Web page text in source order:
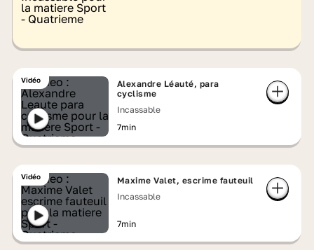
Vidéo
Alexandre Léauté, para
cyclisme
Incassable
7min
Vidéo
Maxime Valet, escrime fauteuil
Incassable
7min